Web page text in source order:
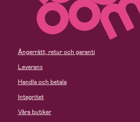
Ångerrätt, retur och garanti
Leverans
Handla och betala
Integritet
Våra butiker